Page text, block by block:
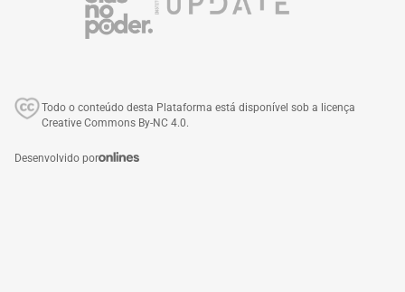
Todo o conteúdo desta Plataforma está disponível sob a licença
Creative Commons By-NC 4.0.
Desenvolvido por